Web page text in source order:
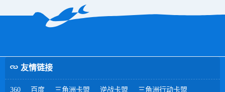
友情链接
360 百度 三角洲卡盟 逆战卡盟 三角洲行动卡盟